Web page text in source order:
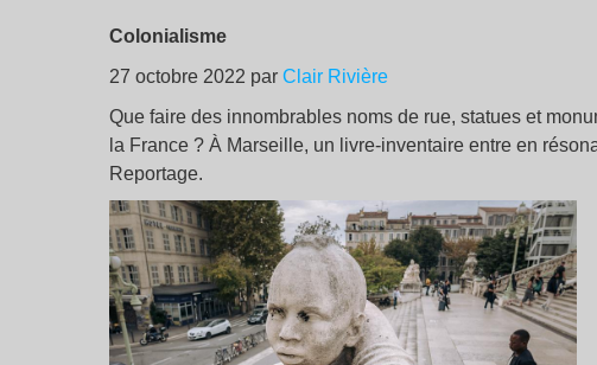
Colonialisme
27 octobre 2022 par Clair Rivière
Que faire des innombrables noms de rue, statues et
la France ? À Marseille, un livre-inventaire entre en
Reportage.